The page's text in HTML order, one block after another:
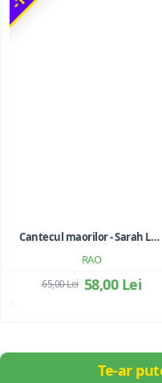
RAO
Cantecul maorilor - Sarah Lark
58,00 Lei
65,00 Lei
Te-ar